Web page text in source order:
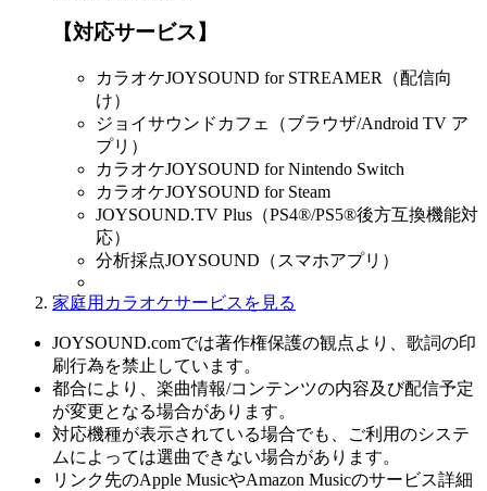
【対応サービス】
カラオケJOYSOUND for STREAMER（配信向
け）
ジョイサウンドカフェ（ブラウザ/Android TV ア
プリ）
カラオケJOYSOUND for Nintendo Switch
カラオケJOYSOUND for Steam
JOYSOUND.TV Plus（PS4®/PS5®後方互換機能対
応）
分析採点JOYSOUND（スマホアプリ）
家庭用カラオケサービスを見る
JOYSOUND.comでは著作権保護の観点より、歌詞の印
刷行為を禁止しています。
都合により、楽曲情報/コンテンツの内容及び配信予定
が変更となる場合があります。
対応機種が表示されている場合でも、ご利用のシステ
ムによっては選曲できない場合があります。
リンク先のApple MusicやAmazon Musicのサービス詳細